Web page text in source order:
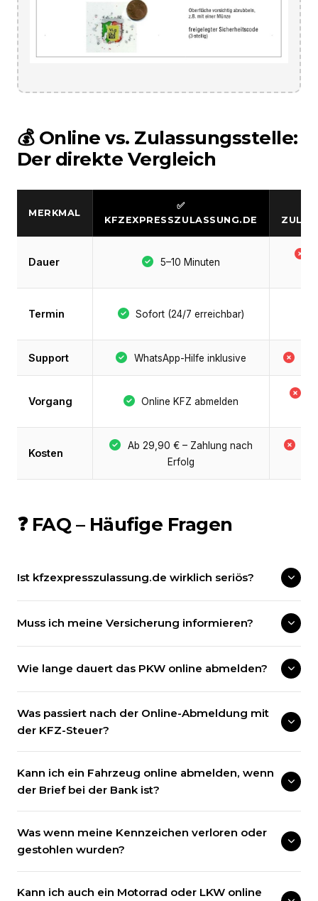
💰 Online vs. Zulassungsstelle:
Der direkte Vergleich
MERKMAL
✅
KFZEXPRESSZULASSUNG.DE
Dauer 5–10 Minuten
Termin Sofort (24/7 erreichbar)
Support WhatsApp-Hilfe inklusive
Vorgang Online KFZ abmelden
Kosten
Ab 29,90 € – Zahlung nach
Erfolg
❓ FAQ – Häufige Fragen
Ist kfzexpresszulassung.de wirklich seriös?
Muss ich meine Versicherung informieren?
Wie lange dauert das PKW online abmelden?
Was passiert nach der Online-Abmeldung mit
der KFZ-Steuer?
Kann ich ein Fahrzeug online abmelden, wenn
der Brief bei der Bank ist?
Was wenn meine Kennzeichen verloren oder
gestohlen wurden?
Kann ich auch ein Motorrad oder LKW online